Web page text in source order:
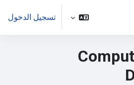
تسجيل الدخول